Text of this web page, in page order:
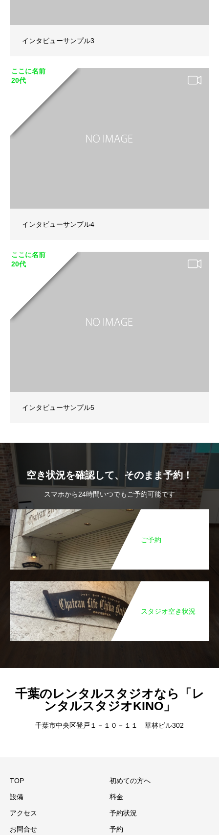
インタビューサンプル3
ここに名前
20代
インタビューサンプル4
ここに名前
20代
インタビューサンプル5
空き状況を確認して、そのまま予約！
スマホから24時間いつでもご予約可能です
ご予約
スタジオ空き状況
千葉のレンタルスタジオなら「レ
ンタルスタジオKINO」
千葉市中央区登戸１－１０－１１ 華林ビル302
TOP 初めての方へ
設備 料金
アクセス 予約状況
お問合せ 予約